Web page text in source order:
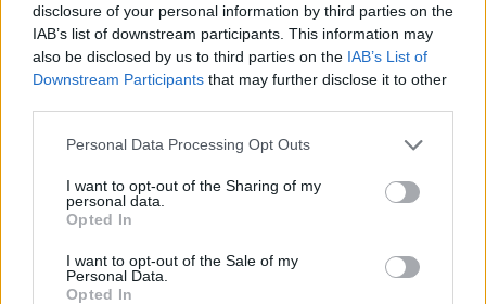
disclosure of your personal information by third parties on the
IAB’s list of downstream participants. This information may
also be disclosed by us to third parties on the IAB’s List of
Downstream Participants that may further disclose it to other
Please note that this website/app uses one or more Google
not limited to your visit or usage behaviour. You may click to
grant or deny consent to Google and its third-party tags to
use your data for below specified purposes in below Google
consent section.
Personal Data Processing Opt Outs
I want to opt-out of the Sharing of my
personal data.
Opted In
I want to opt-out of the Sale of my
Personal Data.
Opted In
Mi lett Alain Delon vagyonával? Adóhatósági
csavar a sztoriban
HÍREK 2026. júl. 19.
FRISS HÍREK
Körkép: így csökkentették a bankok a
személyi hitelek kamatait
HÍREK 16 perce